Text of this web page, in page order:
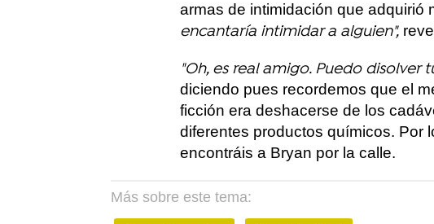
armas de intimidación que adquirió
encantaría intimidar a alguien",
"Oh, es real amigo. Puedo disolver
diciendo pues recordemos que el
ficción era deshacerse de los
diferentes productos químicos. Por
encontráis a Bryan por la calle.
Más sobre este tema: